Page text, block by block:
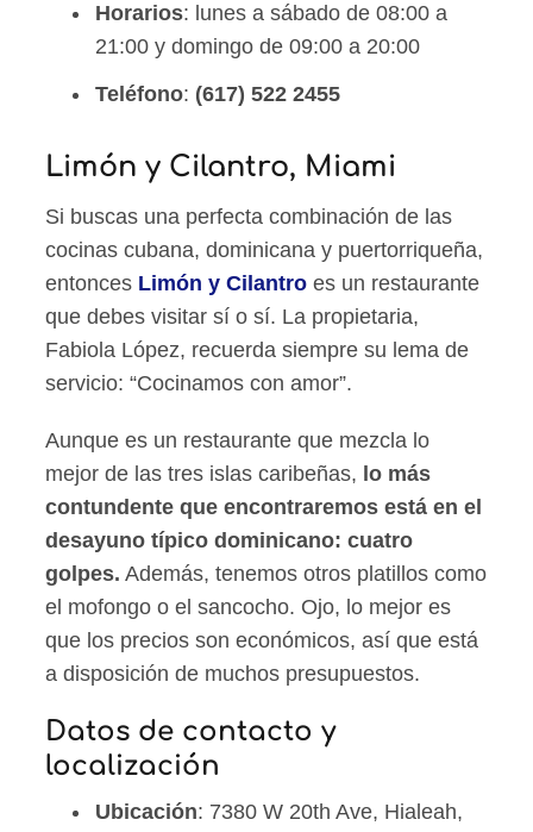
Horarios: lunes a sábado de 08:00 a
21:00 y domingo de 09:00 a 20:00
Teléfono: (617) 522 2455
Limón y Cilantro, Miami
Si buscas una perfecta combinación de las
cocinas cubana, dominicana y puertorriqueña,
entonces Limón y Cilantro es un restaurante
que debes visitar sí o sí. La propietaria,
Fabiola López, recuerda siempre su lema de
servicio: “Cocinamos con amor”.
Aunque es un restaurante que mezcla lo
mejor de las tres islas caribeñas, lo más
contundente que encontraremos está en el
desayuno típico dominicano: cuatro
golpes. Además, tenemos otros platillos como
el mofongo o el sancocho. Ojo, lo mejor es
que los precios son económicos, así que está
a disposición de muchos presupuestos.
Datos de contacto y
localización
Ubicación: 7380 W 20th Ave, Hialeah,